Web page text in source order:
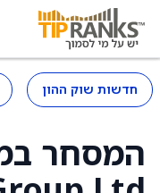
חדשות שוק ההון
המסחר